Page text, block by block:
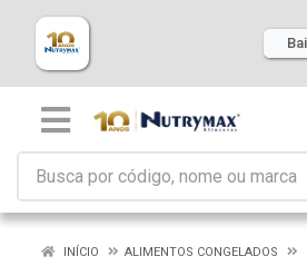
INÍCIO
ALIMENTOS CONGELADOS